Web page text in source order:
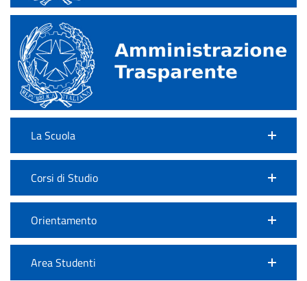
La Scuola
Corsi di Studio
Orientamento
Area Studenti